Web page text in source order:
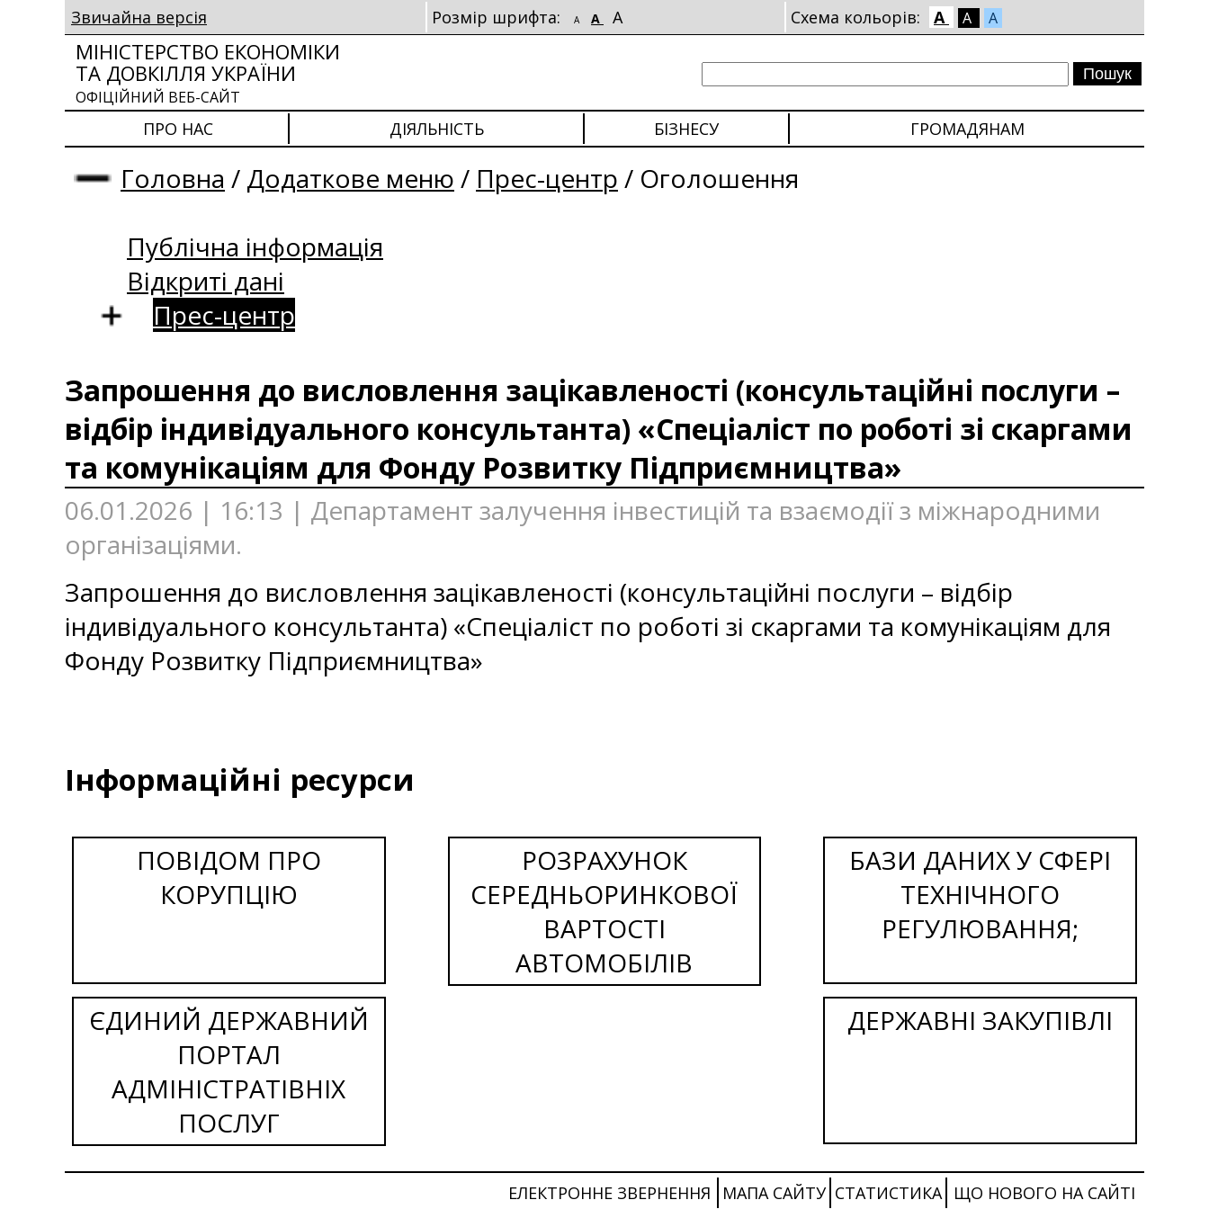
Звичайна версія Розмір шрифта: A A A Схема кольорів: A A A
МІНІСТЕРСТВО ЕКОНОМІКИ
ТА ДОВКІЛЛЯ УКРАЇНИ
ОФІЦІЙНИЙ ВЕБ-САЙТ
ПРО НАС ДІЯЛЬНІСТЬ БІЗНЕСУ ГРОМАДЯНАМ
Головна / Додаткове меню / Прес-центр / Оголошення
Публічна інформація
Відкриті дані
Прес-центр
Запрошення до виcловлення зацікавленості (консультаційні послуги –
відбір індивідуального консультанта) «Спеціаліст по роботі зі скаргами
та комунікаціям для Фонду Розвитку Підприємництва»
06.01.2026 | 16:13 | Департамент залучення інвестицій та взаємодії з міжнародними
організаціями.
Запрошення до виcловлення зацікавленості (консультаційні послуги – відбір
індивідуального консультанта) «Спеціаліст по роботі зі скаргами та комунікаціям для
Фонду Розвитку Підприємництва»
Інформаційні ресурси
ПОВІДОМ ПРО
КОРУПЦІЮ
РОЗРАХУНОК
СЕРЕДНЬОРИНКОВОЇ
ВАРТОСТІ
АВТОМОБІЛІВ
БАЗИ ДАНИХ У СФЕРІ
ТЕХНІЧНОГО
РЕГУЛЮВАННЯ;
ЄДИНИЙ ДЕРЖАВНИЙ
ПОРТАЛ
АДМІНІСТРАТІВНІХ
ПОСЛУГ
ДЕРЖАВНІ ЗАКУПІВЛІ
ЕЛЕКТРОННЕ ЗВЕРНЕННЯ МАПА САЙТУ СТАТИСТИКА ЩО НОВОГО НА САЙТІ